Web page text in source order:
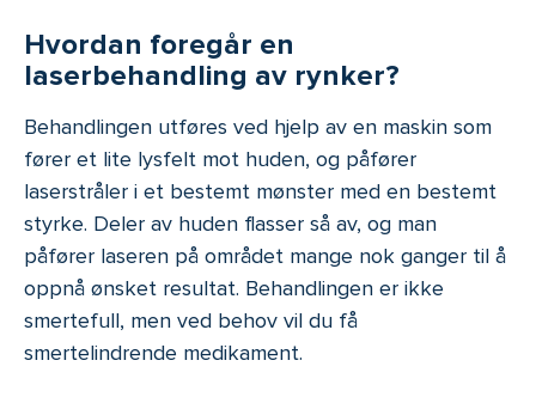
Hvordan foregår en
laserbehandling av rynker?
Behandlingen utføres ved hjelp av en maskin som
fører et lite lysfelt mot huden, og påfører
laserstråler i et bestemt mønster med en bestemt
styrke. Deler av huden flasser så av, og man
påfører laseren på området mange nok ganger til å
oppnå ønsket resultat. Behandlingen er ikke
smertefull, men ved behov vil du få
smertelindrende medikament.